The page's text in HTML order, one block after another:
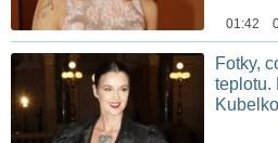
01:42
Fotky,
teplotu.